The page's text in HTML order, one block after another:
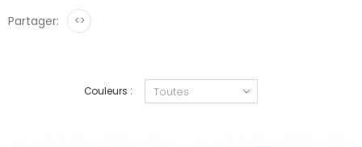
Partager: <>
Couleurs :